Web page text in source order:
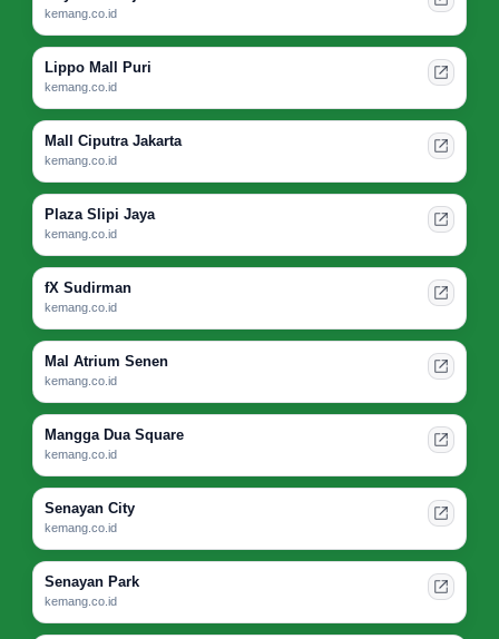
kemang.co.id
Lippo Mall Puri
kemang.co.id
Mall Ciputra Jakarta
kemang.co.id
Plaza Slipi Jaya
kemang.co.id
fX Sudirman
kemang.co.id
Mal Atrium Senen
kemang.co.id
Mangga Dua Square
kemang.co.id
Senayan City
kemang.co.id
Senayan Park
kemang.co.id